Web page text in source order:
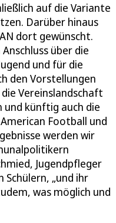
auf die Variante
Darüber hinaus
dort gewünscht.
über die
und für die
den Vorstellungen
Vereinslandschaft
künftig auch die
Football und
werden wir
Jugendpfleger
„und ihr
was möglich und